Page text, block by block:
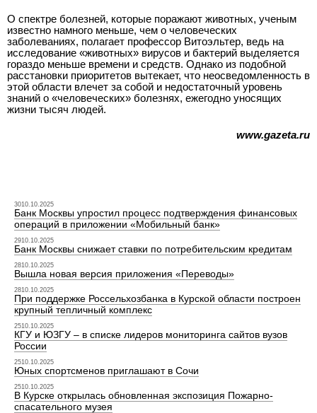
О спектре болезней, которые поражают животных, ученым
известно намного меньше, чем о человеческих
заболеваниях, полагает профессор Витоэльтер, ведь на
исследование «животных» вирусов и бактерий выделяется
гораздо меньше времени и средств. Однако из подобной
расстановки приоритетов вытекает, что неосведомленность в
этой области влечет за собой и недостаточный уровень
знаний о «человеческих» болезнях, ежегодно уносящих
жизни тысяч людей.
www.gazeta.ru
3010.10.2025
Банк Москвы упростил процесс подтверждения финансовых
операций в приложении «Мобильный банк»
2910.10.2025
Банк Москвы снижает ставки по потребительским кредитам
2810.10.2025
Вышла новая версия приложения «Переводы»
2810.10.2025
При поддержке Россельхозбанка в Курской области построен
крупный тепличный комплекс
2510.10.2025
КГУ и ЮЗГУ – в списке лидеров мониторинга сайтов вузов
России
2510.10.2025
Юных спортсменов приглашают в Сочи
2510.10.2025
В Курске открылась обновленная экспозиция Пожарно-
спасательного музея